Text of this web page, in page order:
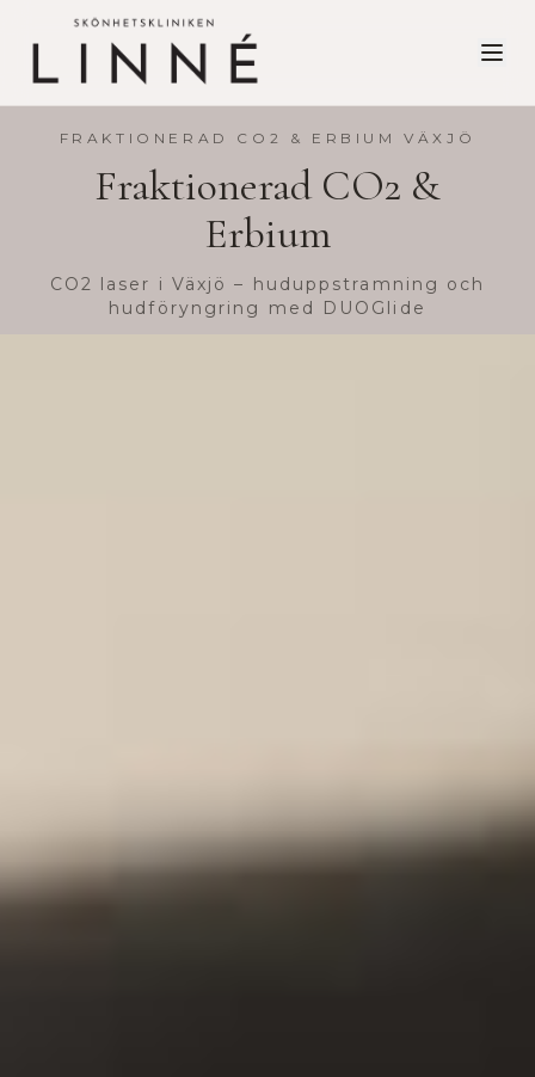
FRAKTIONERAD CO2 & ERBIUM VÄXJÖ
Fraktionerad CO2 &
Erbium
CO2 laser i Växjö – huduppstramning och
hudföryngring med DUOGlide